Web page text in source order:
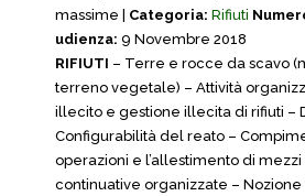
massime | Categoria: Rifiuti
udienza: 9 Novembre 2018
RIFIUTI – Terre e rocce da scavo
terreno vegetale) – Attività
illecito e gestione illecita di rifiuti –
Configurabilità del reato –
operazioni e l’allestimento di mezzi
continuative organizzate –